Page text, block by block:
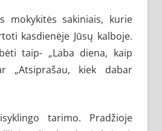
mokykitės sakiniais, kurie
kasdienėje Jūsų kalboje.
taip- „Laba diena, kaip
„Atsiprašau, kiek dabar
tarimo. Pradžioje